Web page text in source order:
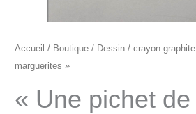
Accueil / Boutique / Dessin /crayon graphite
marguerites »
« Une pichet de